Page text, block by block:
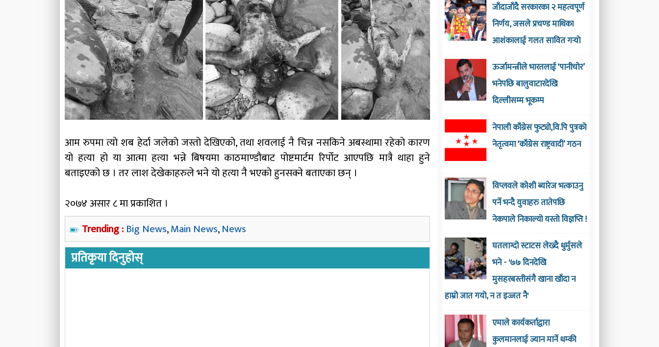
आम रुपमा त्यो शब हेर्दा जलेको जस्तो देखिएको, तथा शवलाई नै चिन्न नसकिने अबस्थामा रहेको कारण
यो हत्या हो या आत्मा हत्या भन्ने बिषयमा काठमाण्डौबाट पोष्टमार्टम रिर्पोट आएपछि मात्रै थाहा हुने
बताइएको छ । तर लाश देखेकाहरुले भने यो हत्या नै भएको हुनसक्ने बताएका छन् ।
२०७४ असार ८ मा प्रकाशित ।
Trending : Big News,Main News,News
प्रतिकृया दिनुहोस्
जाँदाजाँदै सरकारका २ महत्वपूर्ण
निर्णय, जसले प्रचण्ड माथिका
आशंकालाई गलत सावित गर्‍याे
ऊर्जामन्त्रीले भारतलाई ‘पानीचोर’
भनेपछि बालुवाटारदेखि
दिल्लीसम्म भूकम्प
नेपाली काँग्रेस फुट्यो,वि.पि पुत्रको
नेतृत्वमा ‘काँग्रेस राष्ट्रवादी’ गठन
विप्लवले कोशी ब्यारेज भत्काउनु
पर्ने भन्दै युवाहरु तातेपछि
नेकपाले निकाल्यो यस्तो विज्ञप्ति !
घतलाग्दो स्टाटस लेख्दै धुर्मुसले
भने - '७७ दिनदेखि
मुसहरबस्तीसंगै खाना खाँदा न
हाम्रो जात गयो, न त इज्जत नै'
एमाले कार्यकर्ताद्वारा
कुलमानलाई ज्यान मार्ने धम्की